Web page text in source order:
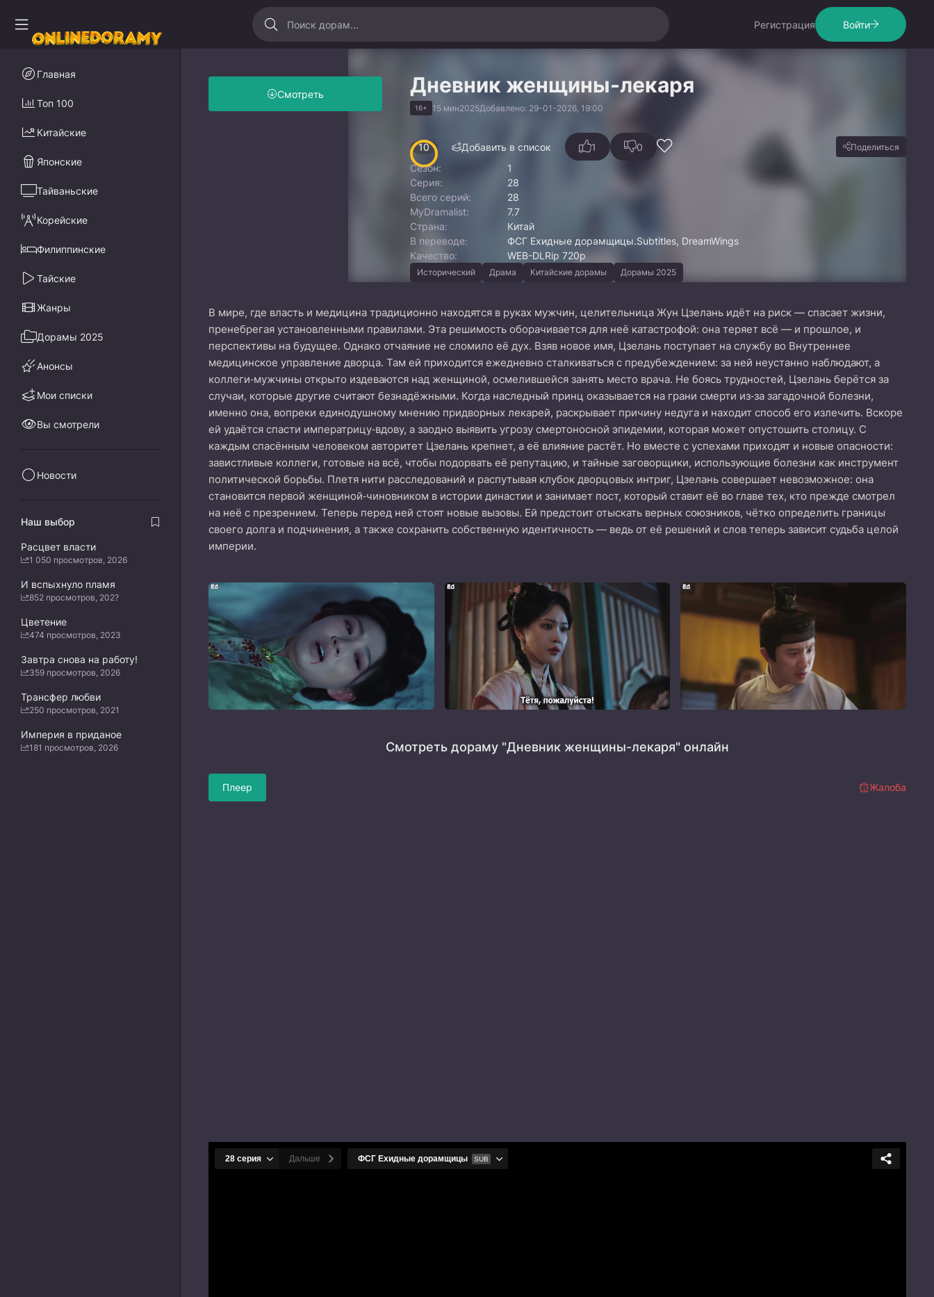
Регистрация Войти
Дневник женщины-лекаря
16+ 15 мин2025Добавлено: 29-01-2026, 19:00
Смотреть
10 Добавить в список 1 0 Поделиться
Сезон:
1
Серия:
28
Всего серий:
28
MyDramalist:
7.7
Страна:
Китай
В переводе:
ФСГ Ехидные дорамщицы.Subtitles, DreamWings
Качество:
WEB-DLRip 720p
Исторический Драма Китайские дорамы Дорамы 2025
В мире, где власть и медицина традиционно находятся в руках мужчин, целительница Жун Цзелань идёт на риск — спасает жизни,
пренебрегая установленными правилами. Эта решимость оборачивается для неё катастрофой: она теряет всё — и прошлое, и
перспективы на будущее. Однако отчаяние не сломило её дух. Взяв новое имя, Цзелань поступает на службу во Внутреннее
медицинское управление дворца. Там ей приходится ежедневно сталкиваться с предубеждением: за ней неустанно наблюдают, а
коллеги‑мужчины открыто издеваются над женщиной, осмелившейся занять место врача. Не боясь трудностей, Цзелань берётся за
случаи, которые другие считают безнадёжными. Когда наследный принц оказывается на грани смерти из‑за загадочной болезни,
именно она, вопреки единодушному мнению придворных лекарей, раскрывает причину недуга и находит способ его излечить. Вскоре
ей удаётся спасти императрицу‑вдову, а заодно выявить угрозу смертоносной эпидемии, которая может опустошить столицу. С
каждым спасённым человеком авторитет Цзелань крепнет, а её влияние растёт. Но вместе с успехами приходят и новые опасности:
завистливые коллеги, готовые на всё, чтобы подорвать её репутацию, и тайные заговорщики, использующие болезни как инструмент
политической борьбы. Плетя нити расследований и распутывая клубок дворцовых интриг, Цзелань совершает невозможное: она
становится первой женщиной‑чиновником в истории династии и занимает пост, который ставит её во главе тех, кто прежде смотрел
на неё с презрением. Теперь перед ней стоят новые вызовы. Ей предстоит отыскать верных союзников, чётко определить границы
своего долга и подчинения, а также сохранить собственную идентичность — ведь от её решений и слов теперь зависит судьба целой
империи.
Смотреть дораму "Дневник женщины-лекаря" онлайн
Плеер Жалоба
Главная
Топ 100
Китайские
Японские
Тайваньские
Корейские
Филиппинские
Тайские
Жанры
Дорамы 2025
Анонсы
Мои списки
Вы смотрели
Новости
Наш выбор
Расцвет власти
1 050 просмотров, 2026
И вспыхнуло пламя
852 просмотров, 202?
Цветение
474 просмотров, 2023
Завтра снова на работу!
359 просмотров, 2026
Трансфер любви
250 просмотров, 2021
Империя в приданое
181 просмотров, 2026